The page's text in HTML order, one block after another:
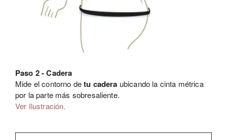
Paso 2 - Cadera
Mide el contorno detu cadera ubicando la cinta métrica
por la parte más sobresaliente.
Ver Ilustración.